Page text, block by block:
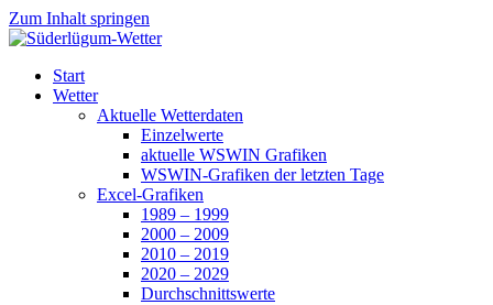
Zum Inhalt springen
Süderlügum-Wetter
Start
Wetter
Aktuelle Wetterdaten
Einzelwerte
aktuelle WSWIN Grafiken
WSWIN-Grafiken der letzten Tage
Excel-Grafiken
1989 – 1999
2000 – 2009
2010 – 2019
2020 – 2029
Durchschnittswerte